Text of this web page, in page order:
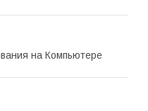
на Компьютере